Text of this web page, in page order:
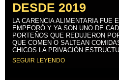
DESDE 2019
LA CARENCIA ALIMENTARIA FUE
EMPEORÓ Y YA SON UNO DE
PORTEÑOS QUE REDUJERON
QUE COMEN O SALTEAN
CHICOS LA PRIVACIÓN
SEGUIR LEYENDO